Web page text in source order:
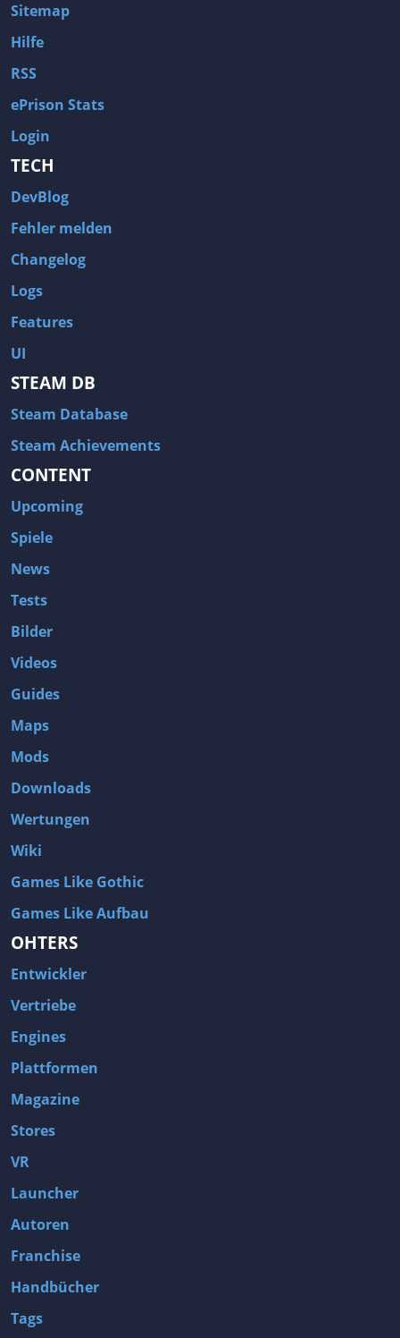
Sitemap
Hilfe
RSS
ePrison Stats
Login
TECH
DevBlog
Fehler melden
Changelog
Logs
Features
UI
STEAM DB
Steam Database
Steam Achievements
CONTENT
Upcoming
Spiele
News
Tests
Bilder
Videos
Guides
Maps
Mods
Downloads
Wertungen
Wiki
Games Like Gothic
Games Like Aufbau
OHTERS
Entwickler
Vertriebe
Engines
Plattformen
Magazine
Stores
VR
Launcher
Autoren
Franchise
Handbücher
Tags